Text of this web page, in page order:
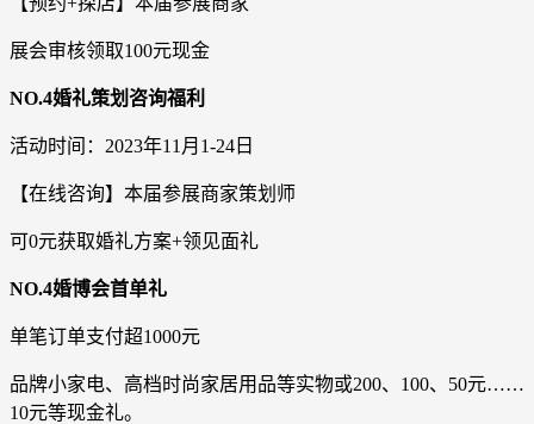
展会审核领取100元现金
NO.4婚礼策划咨询福利
活动时间：2023年11月1-24日
【在线咨询】本届参展商家策划师
可0元获取婚礼方案+领见面礼
NO.4婚博会首单礼
单笔订单支付超1000元
品牌小家电、高档时尚家居用品等实物或200、100、50元……
10元等现金礼。